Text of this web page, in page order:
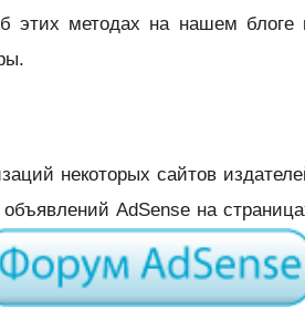
этих методах на нашем блоге
некоторых сайтов
AdSense на